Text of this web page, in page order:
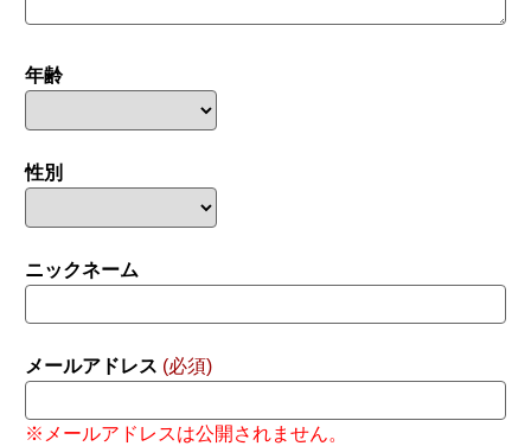
年齢
性別
ニックネーム
メールアドレス (必須)
※メールアドレスは公開されません。